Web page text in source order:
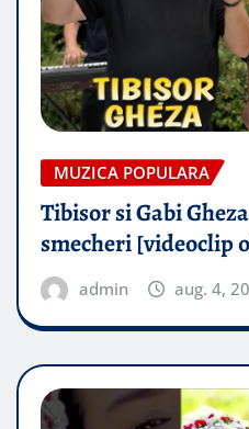
MUZICA POPULARA
Tibisor si Gabi
smecheri [videoclip
admin aug. 4,